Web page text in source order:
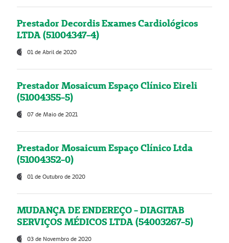
Prestador Decordis Exames Cardiológicos
LTDA (51004347-4)
01 de Abril de 2020
Prestador Mosaicum Espaço Clínico Eireli
(51004355-5)
07 de Maio de 2021
Prestador Mosaicum Espaço Clínico Ltda
(51004352-0)
01 de Outubro de 2020
MUDANÇA DE ENDEREÇO - DIAGITAB
SERVIÇOS MÉDICOS LTDA (54003267-5)
03 de Novembro de 2020